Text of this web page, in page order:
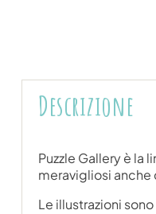
Descrizione
Puzzle Gallery è la
meravigliosi
Le illustrazioni